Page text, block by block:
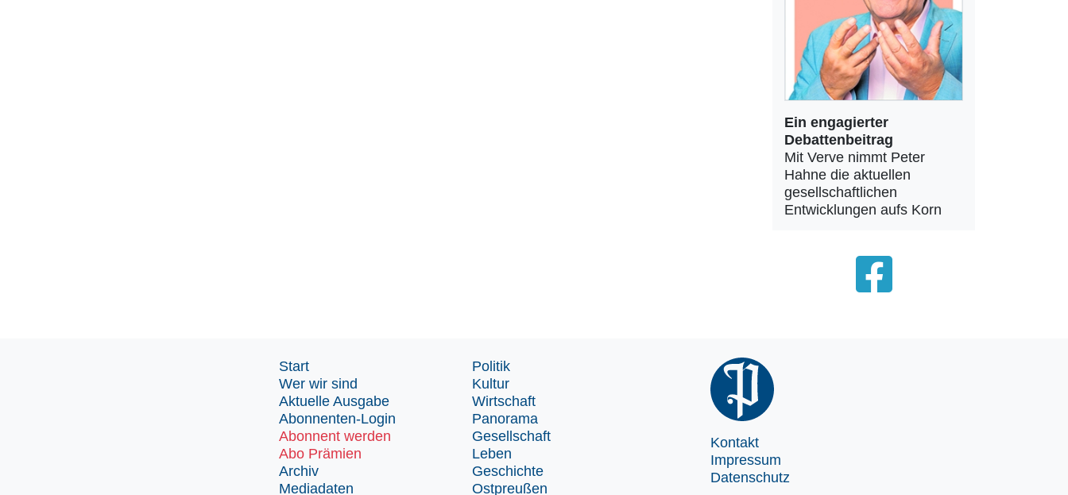
Ein engagierter
Debattenbeitrag
Mit Verve nimmt Peter
Hahne die aktuellen
gesellschaftlichen
Entwicklungen aufs Korn
Start
Wer wir sind
Aktuelle Ausgabe
Abonnenten-Login
Abonnent werden
Abo Prämien
Archiv
Mediadaten
Politik
Kultur
Wirtschaft
Panorama
Gesellschaft
Leben
Geschichte
Ostpreußen
Kontakt
Impressum
Datenschutz